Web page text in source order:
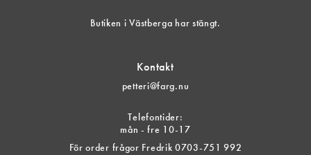
Butiken i Västberga har stängt.
Kontakt
petteri@farg.nu
Telefontider:
mån - fre 10-17
För order frågor Fredrik 0703-751 992